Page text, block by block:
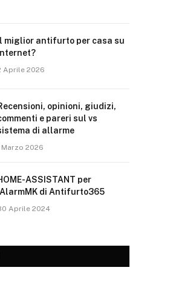
Il miglior antifurto per casa su
Internet?
Aprile 2026
opinioni, giudizi,
e pareri sul vs
di allarme
Marzo 2026
ASSISTANT per
di Antifurto365
Aprile 2024